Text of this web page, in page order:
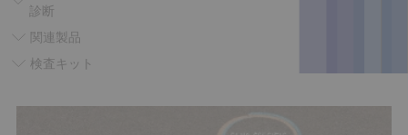
診断
関連製品
検査キット